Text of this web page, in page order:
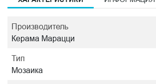
Производитель
Керама Марацци
Тип
Мозаика